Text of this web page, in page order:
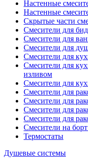
Настенные
Настенные
Скрытые части
Смесители для
Смесители для
Смесители для
Смесители для
Смесители для
изливом
Смесители для
Смесители для
Смесители для
Смесители для
Смесители для
Смесители на
Термостаты
Душевые системы